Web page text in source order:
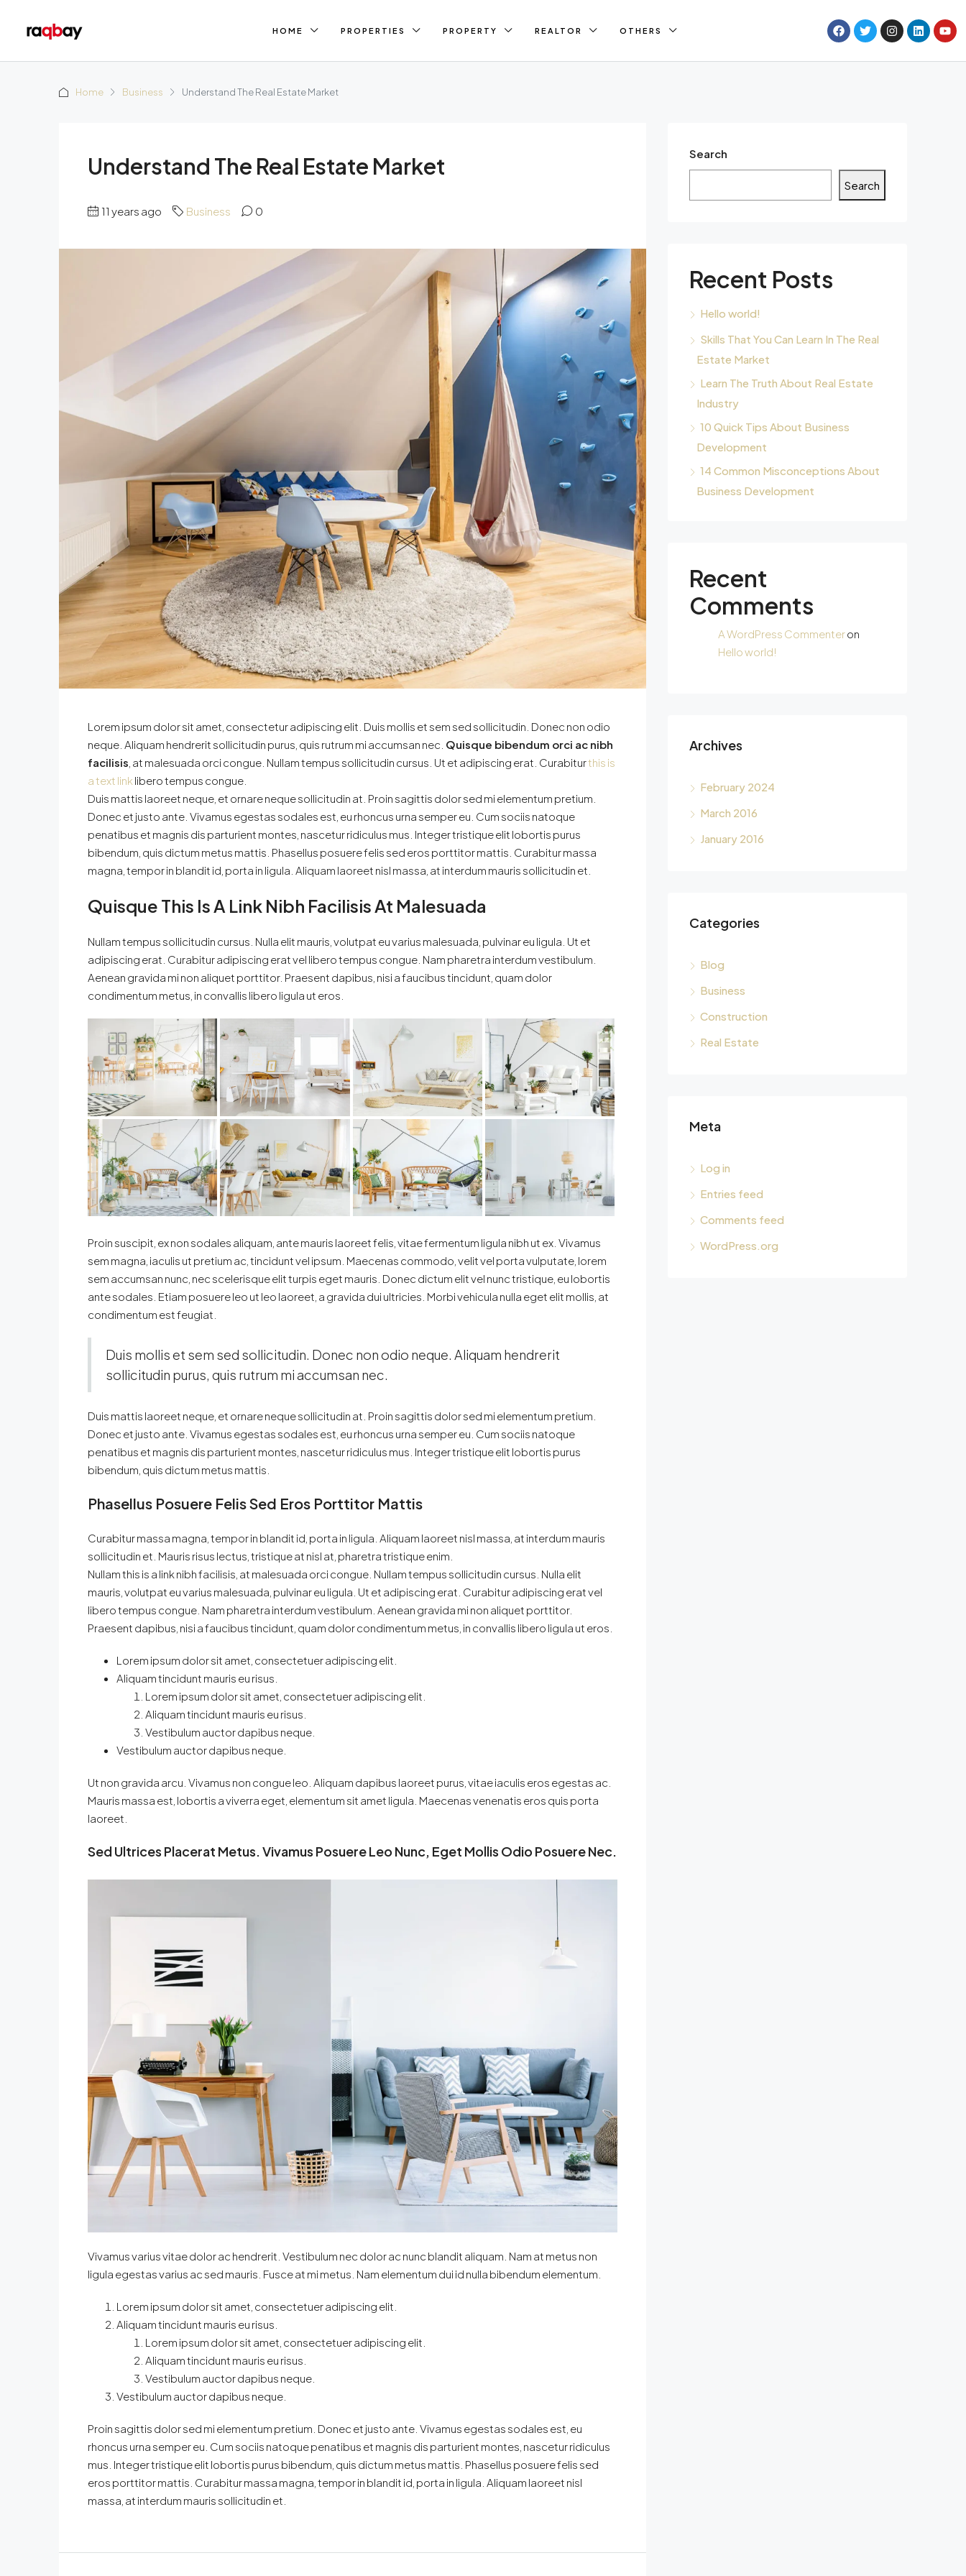
HOME PROPERTIES PROPERTY REALTOR OTHERS
Home Business Understand The Real Estate Market
Understand The Real Estate Market
11 years ago Business 0
Lorem ipsum dolor sit amet, consectetur adipiscing elit. Duis mollis et sem sed sollicitudin. Donec non odio
neque. Aliquam hendrerit sollicitudin purus, quis rutrum mi accumsan nec. Quisque bibendum orci ac nibh
facilisis , at malesuada orci congue. Nullam tempus sollicitudin cursus. Ut et adipiscing erat. Curabiturthis is
a text link libero tempus congue.
Duis mattis laoreet neque, et ornare neque sollicitudin at. Proin sagittis dolor sed mi elementum pretium.
Donec et justo ante. Vivamus egestas sodales est, eu rhoncus urna semper eu. Cum sociis natoque
penatibus et magnis dis parturient montes, nascetur ridiculus mus. Integer tristique elit lobortis purus
bibendum, quis dictum metus mattis. Phasellus posuere felis sed eros porttitor mattis. Curabitur massa
magna, tempor in blandit id, porta in ligula. Aliquam laoreet nisl massa, at interdum mauris sollicitudin et.
Quisque This Is A Link Nibh Facilisis At Malesuada
Nullam tempus sollicitudin cursus. Nulla elit mauris, volutpat eu varius malesuada, pulvinar eu ligula. Ut et
adipiscing erat. Curabitur adipiscing erat vel libero tempus congue. Nam pharetra interdum vestibulum.
Aenean gravida mi non aliquet porttitor. Praesent dapibus, nisi a faucibus tincidunt, quam dolor
condimentum metus, in convallis libero ligula ut eros.
Proin suscipit, ex non sodales aliquam, ante mauris laoreet felis, vitae fermentum ligula nibh ut ex. Vivamus
sem magna, iaculis ut pretium ac, tincidunt vel ipsum. Maecenas commodo, velit vel porta vulputate, lorem
sem accumsan nunc, nec scelerisque elit turpis eget mauris. Donec dictum elit vel nunc tristique, eu lobortis
ante sodales. Etiam posuere leo ut leo laoreet, a gravida dui ultricies. Morbi vehicula nulla eget elit mollis, at
condimentum est feugiat.
Duis mollis et sem sed sollicitudin. Donec non odio neque. Aliquam hendrerit
sollicitudin purus, quis rutrum mi accumsan nec.
Duis mattis laoreet neque, et ornare neque sollicitudin at. Proin sagittis dolor sed mi elementum pretium.
Donec et justo ante. Vivamus egestas sodales est, eu rhoncus urna semper eu. Cum sociis natoque
penatibus et magnis dis parturient montes, nascetur ridiculus mus. Integer tristique elit lobortis purus
bibendum, quis dictum metus mattis.
Phasellus Posuere Felis Sed Eros Porttitor Mattis
Curabitur massa magna, tempor in blandit id, porta in ligula. Aliquam laoreet nisl massa, at interdum mauris
sollicitudin et. Mauris risus lectus, tristique at nisl at, pharetra tristique enim.
Nullam this is a link nibh facilisis, at malesuada orci congue. Nullam tempus sollicitudin cursus. Nulla elit
mauris, volutpat eu varius malesuada, pulvinar eu ligula. Ut et adipiscing erat. Curabitur adipiscing erat vel
libero tempus congue. Nam pharetra interdum vestibulum. Aenean gravida mi non aliquet porttitor.
Praesent dapibus, nisi a faucibus tincidunt, quam dolor condimentum metus, in convallis libero ligula ut eros.
Lorem ipsum dolor sit amet, consectetuer adipiscing elit.
Aliquam tincidunt mauris eu risus.
Lorem ipsum dolor sit amet, consectetuer adipiscing elit.
Aliquam tincidunt mauris eu risus.
Vestibulum auctor dapibus neque.
Vestibulum auctor dapibus neque.
Ut non gravida arcu. Vivamus non congue leo. Aliquam dapibus laoreet purus, vitae iaculis eros egestas ac.
Mauris massa est, lobortis a viverra eget, elementum sit amet ligula. Maecenas venenatis eros quis porta
laoreet.
Sed Ultrices Placerat Metus. Vivamus Posuere Leo Nunc, Eget Mollis Odio Posuere Nec.
Vivamus varius vitae dolor ac hendrerit. Vestibulum nec dolor ac nunc blandit aliquam. Nam at metus non
ligula egestas varius ac sed mauris. Fusce at mi metus. Nam elementum dui id nulla bibendum elementum.
Lorem ipsum dolor sit amet, consectetuer adipiscing elit.
Aliquam tincidunt mauris eu risus.
Lorem ipsum dolor sit amet, consectetuer adipiscing elit.
Aliquam tincidunt mauris eu risus.
Vestibulum auctor dapibus neque.
Vestibulum auctor dapibus neque.
Proin sagittis dolor sed mi elementum pretium. Donec et justo ante. Vivamus egestas sodales est, eu
rhoncus urna semper eu. Cum sociis natoque penatibus et magnis dis parturient montes, nascetur ridiculus
mus. Integer tristique elit lobortis purus bibendum, quis dictum metus mattis. Phasellus posuere felis sed
eros porttitor mattis. Curabitur massa magna, tempor in blandit id, porta in ligula. Aliquam laoreet nisl
massa, at interdum mauris sollicitudin et.
Search
Search
Recent Posts
Hello world!
Skills That You Can Learn In The Real
Estate Market
Learn The Truth About Real Estate
Industry
10 Quick Tips About Business
Development
14 Common Misconceptions About
Business Development
Recent
Comments
A WordPress Commenteron
Hello world!
Archives
February 2024
March 2016
January 2016
Categories
Blog
Business
Construction
Real Estate
Meta
Log in
Entries feed
Comments feed
WordPress.org